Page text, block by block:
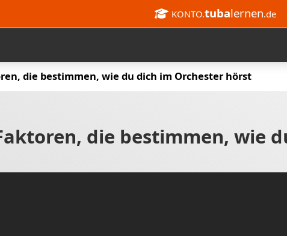
KONTO.tubalernen.de
die bestimmen, wie du dich im Orchester hörst
die bestimmen, wie